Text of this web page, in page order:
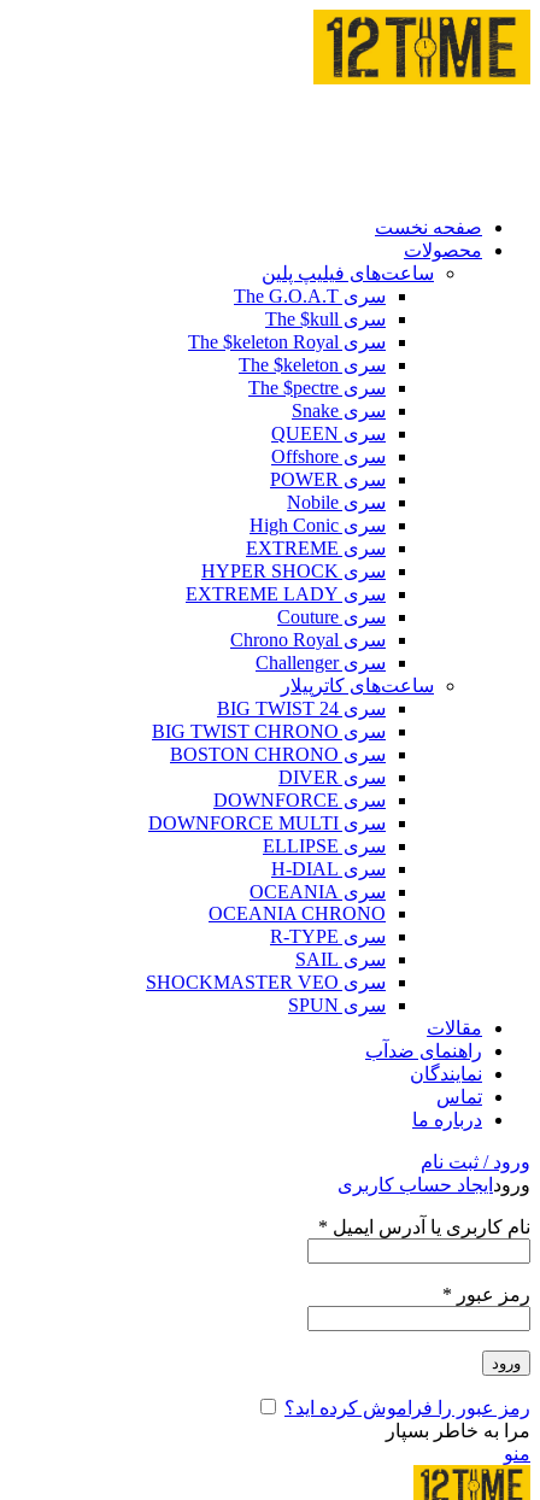
صفحه نخست
محصولات
ساعت‌های فیلیپ پلین
سری The G.O.A.T
سری The $kull
سری The $keleton Royal
سری The $keleton
سری The $pectre
سری Snake
سری QUEEN
سری Offshore
سری POWER
سری Nobile
سری High Conic
سری EXTREME
سری HYPER SHOCK
سری EXTREME LADY
سری Couture
سری Chrono Royal
سری Challenger
ساعت‌های کاترپیلار
سری BIG TWIST 24
سری BIG TWIST CHRONO
سری BOSTON CHRONO
سری DIVER
سری DOWNFORCE
سری DOWNFORCE MULTI
سری ELLIPSE
سری H-DIAL
سری OCEANIA
OCEANIA CHRONO
سری R-TYPE
سری SAIL
سری SHOCKMASTER VEO
سری SPUN
مقالات
راهنمای ضدآب
نمایندگان
تماس
درباره ما
ورود / ثبت نام
ورود ایجاد حساب کاربری
نام کاربری یا آدرس ایمیل *
رمز عبور *
ورود
رمز عبور را فراموش کرده اید؟
مرا به خاطر بسپار
منو